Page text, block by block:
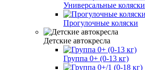
Универсальные коляски
Прогулочные коляски
Детские автокресла
Группа 0+ (0-13 кг)